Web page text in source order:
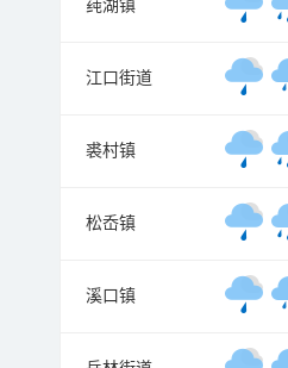
莼湖镇
江口街道
裘村镇
松岙镇
溪口镇